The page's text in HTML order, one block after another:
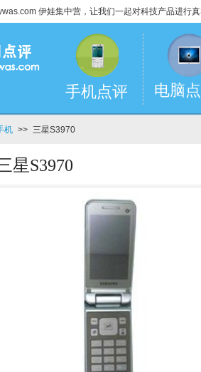
伊娃集中营，让我们一起对科技产品进行真
手机点评 电脑
机 >> 三星S3970
星S3970